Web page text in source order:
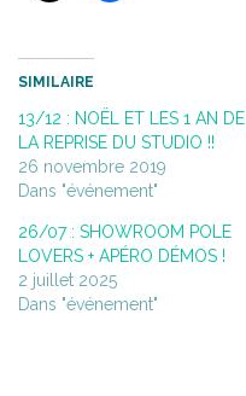
SIMILAIRE
13/12 : NOËL ET LES 1 AN DE
LA REPRISE DU STUDIO !!
26 novembre 2019
Dans "événement"
26/07 : SHOWROOM POLE
LOVERS + APÉRO DÉMOS !
2 juillet 2025
Dans "événement"